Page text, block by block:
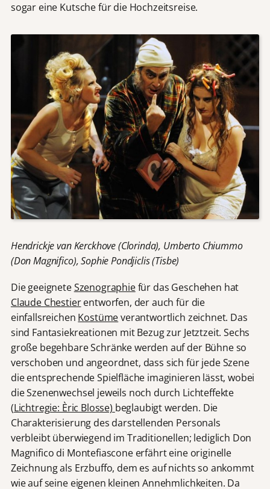
sogar eine Kutsche für die Hochzeitsreise.
Hendrickje van Kerckhove (Clorinda), Umberto Chiummo
(Don Magnifico), Sophie Pondjiclis (Tisbe)
Die geeigneteSzenographiefür das Geschehen hat
Claude Chestierentworfen, der auch für die
einfallsreichen Kostümeverantwortlich zeichnet. Das
sind Fantasiekreationen mit Bezug zur Jetztzeit. Sechs
große begehbare Schränke werden auf der Bühne so
verschoben und angeordnet, dass sich für jede Szene
die entsprechende Spielfläche imaginieren lässt, wobei
die Szenenwechsel jeweils noch durch Lichteffekte
(Lichtregie: Èric Blosse) beglaubigt werden. Die
Charakterisierung des darstellenden Personals
verbleibt überwiegend im Traditionellen; lediglich Don
Magnifico di Montefiascone erfährt eine originelle
Zeichnung als Erzbuffo, dem es auf nichts so ankommt
wie auf seine eigenen kleinen Annehmlichkeiten. Da